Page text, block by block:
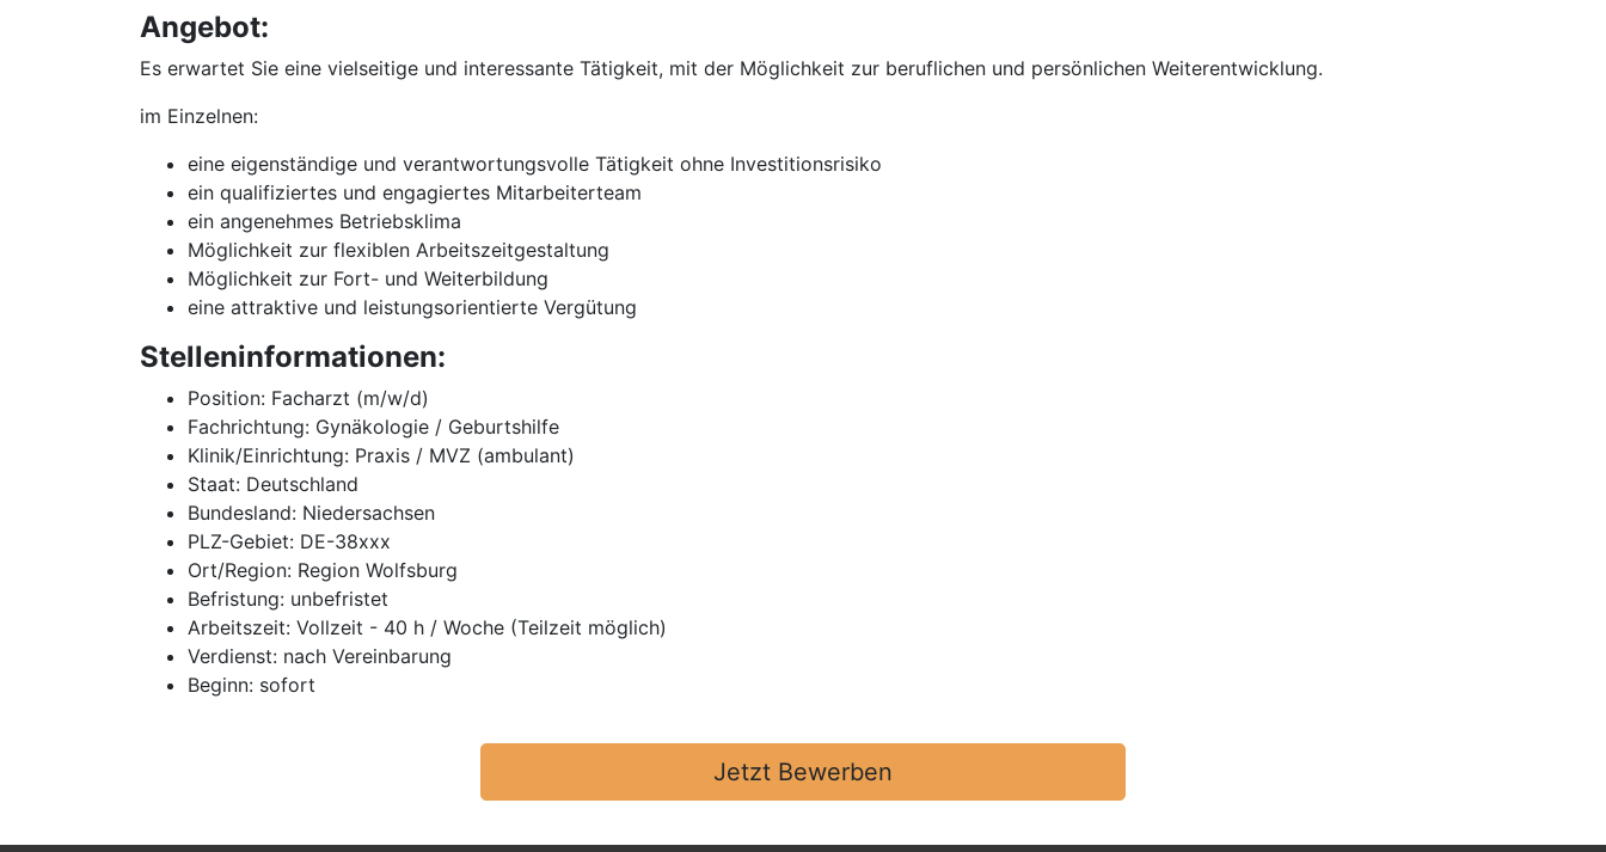
Angebot:
Es erwartet Sie eine vielseitige und interessante Tätigkeit, mit der Möglichkeit zur beruflichen und persönlichen Weiterentwicklung.
im Einzelnen:
eine eigenständige und verantwortungsvolle Tätigkeit ohne Investitionsrisiko
ein qualifiziertes und engagiertes Mitarbeiterteam
ein angenehmes Betriebsklima
Möglichkeit zur flexiblen Arbeitszeitgestaltung
Möglichkeit zur Fort- und Weiterbildung
eine attraktive und leistungsorientierte Vergütung
Stelleninformationen:
Position: Facharzt (m/w/d)
Fachrichtung: Gynäkologie / Geburtshilfe
Klinik/Einrichtung: Praxis / MVZ (ambulant)
Staat: Deutschland
Bundesland: Niedersachsen
PLZ-Gebiet: DE-38xxx
Ort/Region: Region Wolfsburg
Befristung: unbefristet
Arbeitszeit: Vollzeit - 40 h / Woche (Teilzeit möglich)
Verdienst: nach Vereinbarung
Beginn: sofort
Jetzt Bewerben